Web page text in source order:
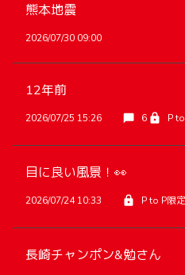
熊本地震
2026/07/30 09:00
12年前
2026/07/25 15:26 6 P
目に良い風景！👀
2026/07/24 10:33 P to P限定
長崎チャンポン&勉さん